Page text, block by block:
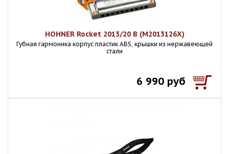
HOHNER Rocket 2013/20 B (M2013126X)
Губная гармоника корпус пластик ABS, крышки из нержавеющей
стали
6 990 руб